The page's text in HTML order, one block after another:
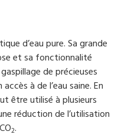
d’eau pure. Sa grande
et sa fonctionnalité
de précieuses
à de l’eau saine. En
être utilisé à plusieurs
réduction de l’utilisation
2.